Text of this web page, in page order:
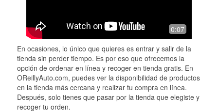
0:07
En ocasiones, lo único que quieres es entrar y salir de la
tienda sin perder tiempo. Es por eso que ofrecemos la
opción de ordenar en línea y recoger en tienda gratis. En
OReillyAuto.com, puedes ver la disponibilidad de productos
en la tienda más cercana y realizar tu compra en línea.
Después, solo tienes que pasar por la tienda que elegiste y
recoger tu orden.